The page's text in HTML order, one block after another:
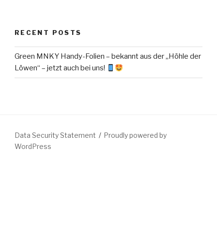
RECENT POSTS
Green MNKY Handy-Folien – bekannt aus der „Höhle der
Löwen“ – jetzt auch bei uns!
Data Security Statement
Proudly powered by
WordPress